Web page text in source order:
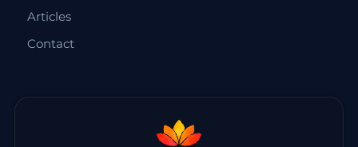
Articles
Contact